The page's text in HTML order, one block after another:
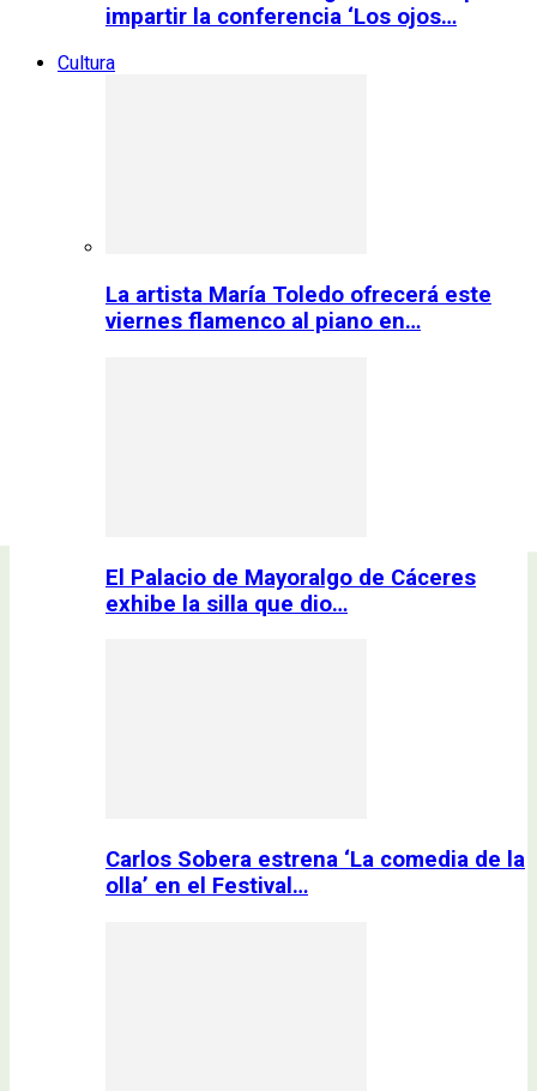
impartir la conferencia ‘Los ojos…
Cultura
La artista María Toledo ofrecerá este
viernes flamenco al piano en…
El Palacio de Mayoralgo de Cáceres
exhibe la silla que dio…
Carlos Sobera estrena ‘La comedia de la
olla’ en el Festival…